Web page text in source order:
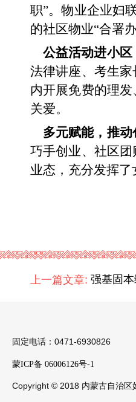
职”。物业企业妇
的社区物业“合署
公益活动进小区
法律讲座、考生
内开展免费的理
关爱。
多元赋能， 推动
巧手创业、社区团
业态，充分发挥了
上一篇文章:
固定电话：0471-6930826
蒙ICP备 06006126号-1
Copyright © 2018 内蒙古自治区